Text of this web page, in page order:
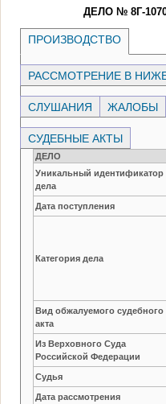
ДЕЛО № 8Г-
ПРОИЗВОДСТВО
РАССМОТРЕНИЕ В
СЛУШАНИЯ ЖАЛОБЫ
СУДЕБНЫЕ АКТЫ
ДЕЛО
Уникальный идентификатор
дела
Дата поступления
Категория дела
Вид обжалуемого судебного
акта
Из Верховного Суда
Российской Федерации
Судья
Дата рассмотрения